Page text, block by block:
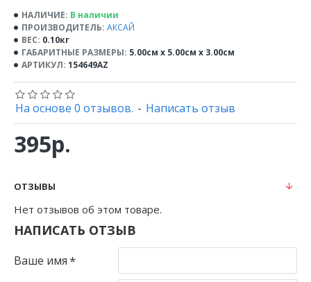
НАЛИЧИЕ: В наличии
ПРОИЗВОДИТЕЛЬ: АКСАЙ
ВЕС: 0.10кг
ГАБАРИТНЫЕ РАЗМЕРЫ: 5.00см x 5.00см x 3.00см
АРТИКУЛ: 154649AZ
На основе 0 отзывов. - Написать отзыв
395р.
ОТЗЫВЫ
Нет отзывов об этом товаре.
НАПИСАТЬ ОТЗЫВ
Ваше имя